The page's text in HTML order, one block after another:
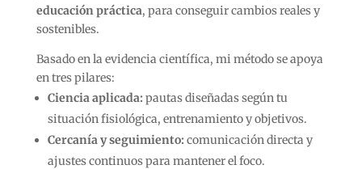
educación práctica, para conseguir cambios reales y
sostenibles.
Basado en la evidencia científica, mi método se apoya
en tres pilares:
Ciencia aplicada: pautas diseñadas según tu
situación fisiológica, entrenamiento y objetivos.
Cercanía y seguimiento: comunicación directa y
ajustes continuos para mantener el foco.